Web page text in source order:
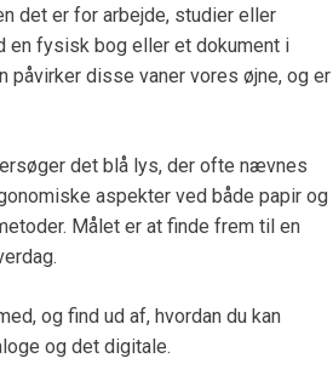
det er for arbejde, studier eller
en fysisk bog eller et dokument i
disse vaner vores øjne, og er
det blå lys, der ofte nævnes
aspekter ved både papir og
Målet er at finde frem til en
og find ud af, hvordan du kan
og det digitale.